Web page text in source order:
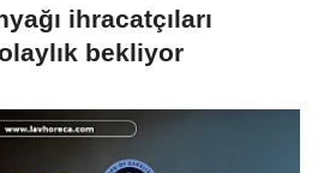
ihracatçıları
bekliyor